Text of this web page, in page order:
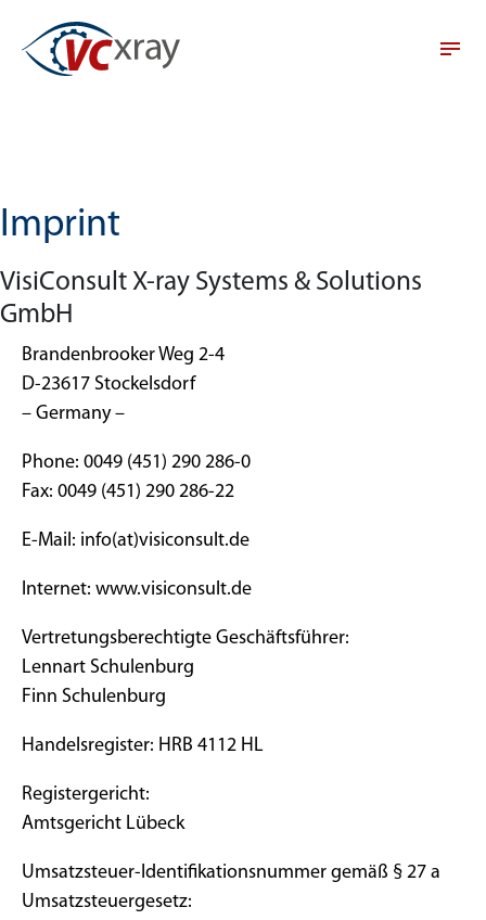
Imprint
VisiConsult X-ray Systems & Solutions
GmbH
Brandenbrooker Weg 2-4
D-23617 Stockelsdorf
– Germany –
Phone: 0049 (451) 290 286-0
Fax: 0049 (451) 290 286-22
E-Mail: info(at)visiconsult.de
Internet: www.visiconsult.de
Vertretungsberechtigte Geschäftsführer:
Lennart Schulenburg
Finn Schulenburg
Handelsregister: HRB 4112 HL
Registergericht:
Amtsgericht Lübeck
Umsatzsteuer-Identifikationsnummer gemäß § 27 a
Umsatzsteuergesetz: